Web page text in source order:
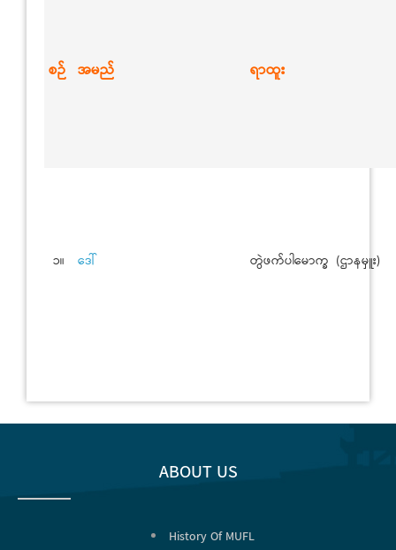
စဉ် အမည် ရာထူး
၁။ ဒေါ် တွဲဖက်ပါမောက္ခ (ဌာနမှူး)
ABOUT US
History Of MUFL